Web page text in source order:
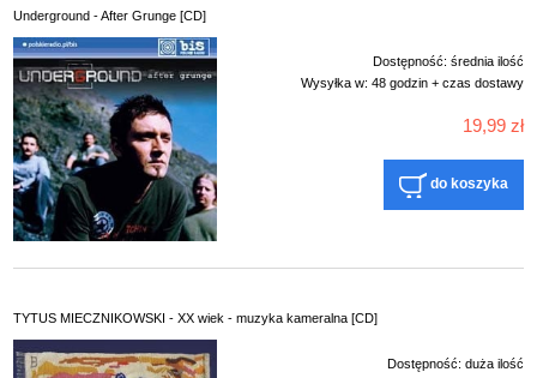
Underground - After Grunge [CD]
Dostępność: średnia ilość
Wysyłka w: 48 godzin + czas dostawy
19,99 zł
do koszyka
TYTUS MIECZNIKOWSKI - XX wiek - muzyka kameralna [CD]
Dostępność: duża ilość